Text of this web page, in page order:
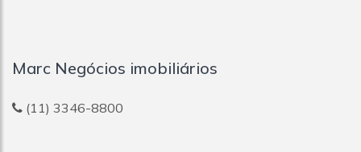
Marc Negócios imobiliários
(11) 3346-8800